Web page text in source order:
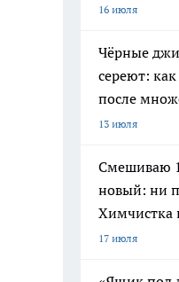
16 июля
Чёрные
сереют:
после
13 июля
Смешиваю
новый: ни
Химчистка
17 июля